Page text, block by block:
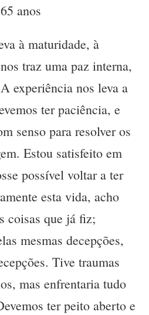
65 anos
à maturidade, à
traz uma paz interna,
experiência nos leva a
ter paciência, e
senso para resolver os
Estou satisfeito em
possível voltar a ter
esta vida, acho
coisas que já fiz;
mesmas decepções,
Tive traumas
mas enfrentaria tudo
ter peito aberto e